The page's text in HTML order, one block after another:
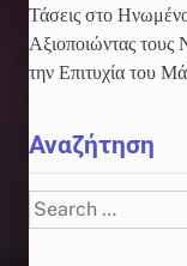
Τάσεις στο
Αξιοποιώντας
την Επιτυχία του
Αναζήτηση
Search
for: